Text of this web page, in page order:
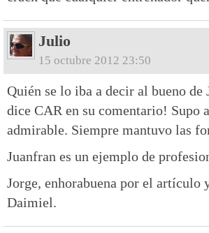
Julio
15 octubre 2012 23:50
Quién se lo iba a decir al bueno
dice CAR en su comentario! Supo
admirable. Siempre mantuvo las
Juanfran es un ejemplo de
Jorge, enhorabuena por el artículo
Daimiel.